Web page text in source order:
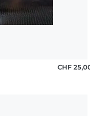
CHF 25,00